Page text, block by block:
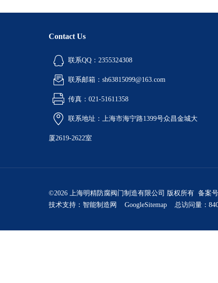
Contact Us
联系QQ：2355324308
联系邮箱：sh63815099@163.com
传真：021-51611358
联系地址：上海市海宁路1399号众昌金城大
厦2619-2622室
©2026 上海明精防腐阀门制造有限公司 版权所有 备案
技术支持： 智能制造网 GoogleSitemap 总访问量：